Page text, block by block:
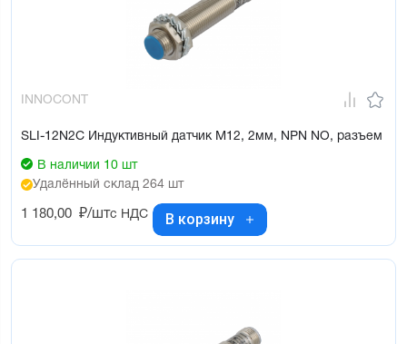
INNOCONT
SLI-12N2C Индуктивный датчик М12, 2мм, NPN NO, разъем
В наличии 10 шт
Удалённый склад 264 шт
1 180,00 ₽/штс НДС В корзину